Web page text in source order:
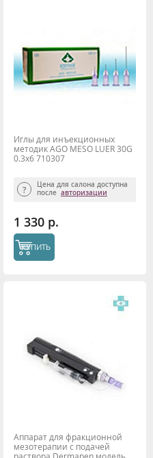
Иглы для инъекционных
методик AGO MESO LUER 30G
0.3x6 710307
Цена для салона доступна
после авторизации
1 330 р.
КУПИТЬ
Аппарат для фракционной
мезотерапии с подачей